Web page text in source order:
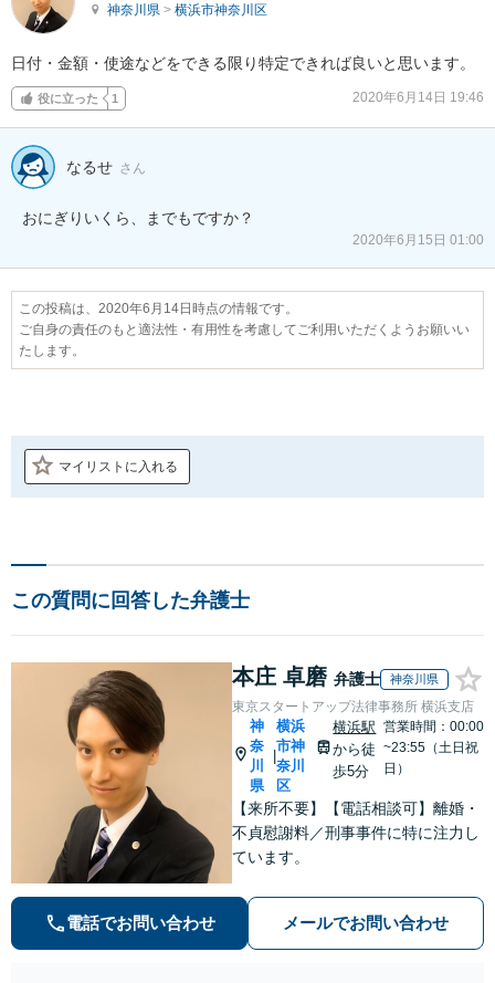
神奈川県 > 横浜市神奈川区
日付・金額・使途などをできる限り特定できれば良いと思います。
役に立った 1 2020年6月14日 19:46
なるせ さん
おにぎりいくら、までもですか？
2020年6月15日 01:00
この投稿は、2020年6月14日時点の情報です。
ご自身の責任のもと適法性・有用性を考慮してご利用いただくようお願いい
たします。
マイリストに入れる
この質問に回答した弁護士
本庄 卓磨 弁護士 神奈川県
東京スタートアップ法律事務所 横浜支店
神
奈
川
県
横浜
市神
奈川
区
横浜駅
から徒
歩5分
営業時間：00:00
~23:55（土日祝
日）
【来所不要】【電話相談可】離婚・
不貞慰謝料／刑事事件に特に注力し
ています。
電話でお問い合わせ メールでお問い合わせ